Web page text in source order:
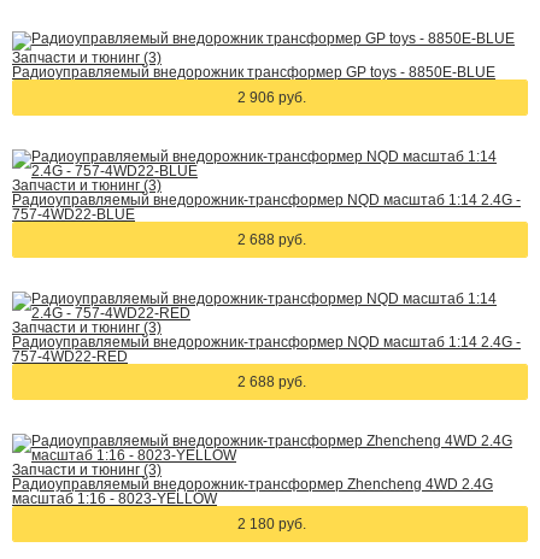
Запчасти и тюнинг (3)
Радиоуправляемый внедорожник трансформер GP toys - 8850E-BLUE
2 906 руб.
Запчасти и тюнинг (3)
Радиоуправляемый внедорожник-трансформер NQD масштаб 1:14 2.4G -
757-4WD22-BLUE
2 688 руб.
Запчасти и тюнинг (3)
Радиоуправляемый внедорожник-трансформер NQD масштаб 1:14 2.4G -
757-4WD22-RED
2 688 руб.
Запчасти и тюнинг (3)
Радиоуправляемый внедорожник-трансформер Zhencheng 4WD 2.4G
масштаб 1:16 - 8023-YELLOW
2 180 руб.